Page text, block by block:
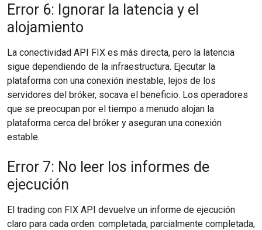
Error 6: Ignorar la latencia y el
alojamiento
La conectividad API FIX es más directa, pero la latencia
sigue dependiendo de la infraestructura. Ejecutar la
plataforma con una conexión inestable, lejos de los
servidores del bróker, socava el beneficio. Los operadores
que se preocupan por el tiempo a menudo alojan la
plataforma cerca del bróker y aseguran una conexión
estable.
Error 7: No leer los informes de
ejecución
El trading con FIX API devuelve un informe de ejecución
claro para cada orden: completada, parcialmente completada,